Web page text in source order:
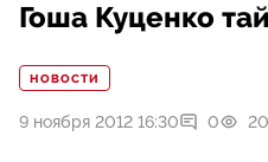
Гоша Куценко
НОВОСТИ
9 ноября 2012 16:30 0